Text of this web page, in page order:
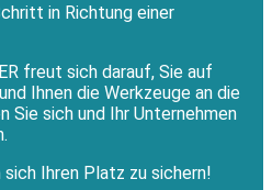
in Richtung einer
freut sich darauf, Sie auf
Ihnen die Werkzeuge an die
Sie sich und Ihr Unternehmen
Ihren Platz zu sichern!